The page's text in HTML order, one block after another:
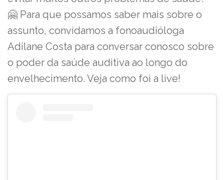
🤗 Para que possamos saber mais sobre o
assunto, convidamos a fonoaudióloga
Adilane Costa para conversar conosco sobre
o poder da saúde auditiva ao longo do
envelhecimento. Veja como foi a live!